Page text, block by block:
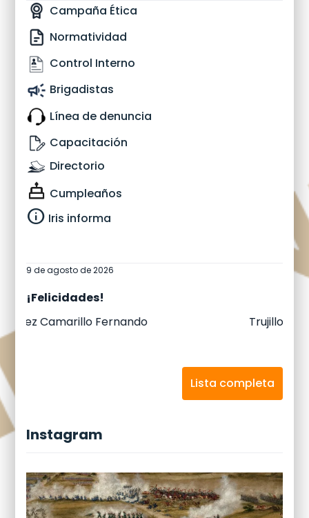
Campaña Ética
Normatividad
Control Interno
Brigadistas
Línea de denuncia
Capacitación
Directorio
Cumpleaños
info Iris informa
9 de agosto de 2026
¡Felicidades!
Trujillo Morales Maria Luisa
Lista completa
Instagram